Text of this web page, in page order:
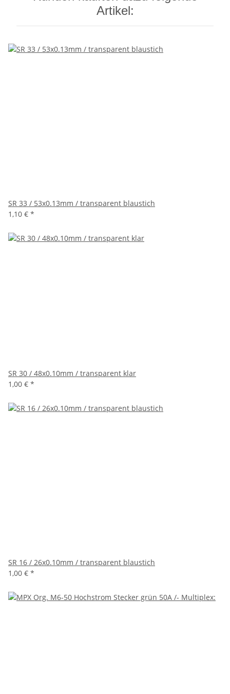
Artikel:
SR 33 / 53x0.13mm / transparent blaustich
1,10 € *
SR 30 / 48x0.10mm / transparent klar
1,00 € *
SR 16 / 26x0.10mm / transparent blaustich
1,00 € *